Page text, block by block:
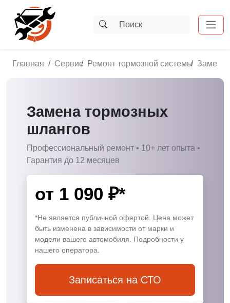
Главная Сервис Ремонт тормозной системы Замена
Замена тормозных
шлангов
Профессиональный ремонт • 10+ лет опыта •
Гарантия до 12 месяцев
от 1 090 ₽*
*Не является публичной офертой. Цена может
быть изменена в зависимости от марки и
модели вашего автомобиля. Подробности у
нашего оператора.
Записаться на СТО